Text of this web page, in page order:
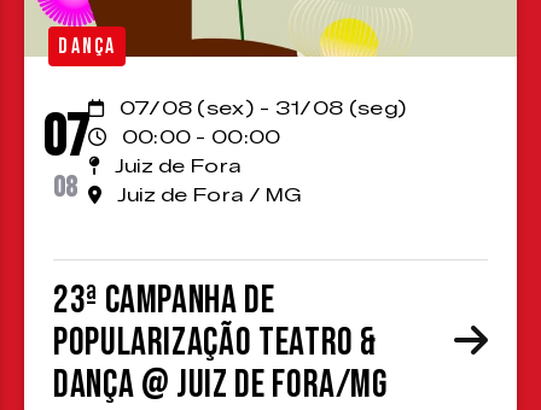
DANÇA
07
08
07/08 (sex) - 31/08 (seg)
00:00 - 00:00
Juiz de Fora
Juiz de Fora / MG
23ª Campanha de
Popularização Teatro &
Dança @ Juiz de Fora/MG